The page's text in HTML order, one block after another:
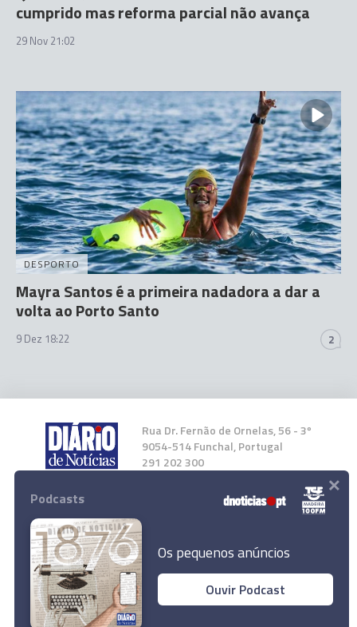
cumprido mas reforma parcial não avança
29 Nov 21:02
DESPORTO
Mayra Santos é a primeira nadadora a dar a
volta ao Porto Santo
9 Dez 18:22 2
Rua Dr. Fernão de Ornelas, 56 - 3º
9054-514 Funchal, Portugal
291 202 300
Instale a nossa App
© 2023 Empresa Diário de Notícias, Lda.
Todos os direitos reservados.
Podcasts
Os pequenos anúncios
Ouvir Podcast
×